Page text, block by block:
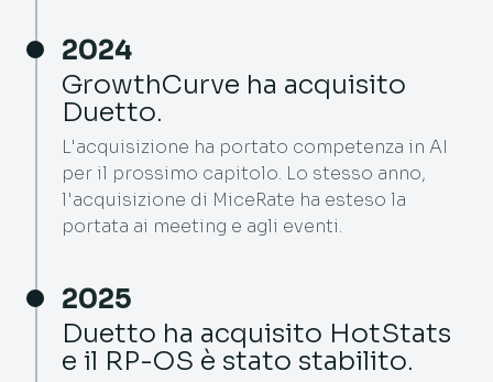
2024
GrowthCurve ha acquisito
Duetto.
L'acquisizione ha portato competenza in AI
per il prossimo capitolo. Lo stesso anno,
l'acquisizione di MiceRate ha esteso la
portata ai meeting e agli eventi.
2025
Duetto ha acquisito HotStats
e il RP-OS è stato stabilito.